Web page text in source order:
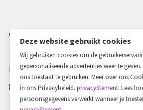
Wij verhuren alleen maar
regio.
De borg bedraagt € 200,00 ongeacht
gehuurd wordt.
Deze website gebruikt cookies
Wij gebruiken cookies om de
gepersonaliseerde advertenties weer te
ons toestaat te gebruiken. Meer over ons
in ons Privacybeleid. privacyStement. Lees
persoonsgegevens verwerkt wanneer je